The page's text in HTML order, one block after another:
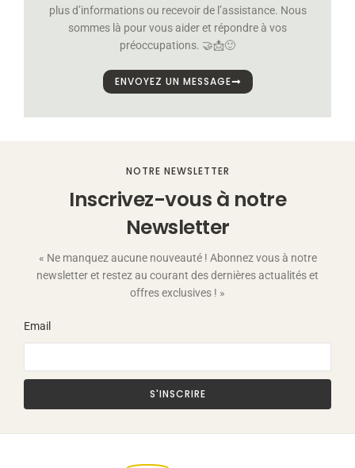
plus d’informations ou recevoir de l’assistance. Nous
sommes là pour vous aider et répondre à vos
préoccupations. 🤝📩🙂
ENVOYEZ UN MESSAGE
NOTRE NEWSLETTER
Inscrivez-vous à notre
Newsletter
« Ne manquez aucune nouveauté ! Abonnez vous à notre
newsletter et restez au courant des dernières actualités et
offres exclusives ! »
Email
S'INSCRIRE